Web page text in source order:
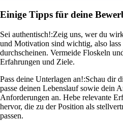
Einige Tipps für deine
Sei authentisch!:Zeig uns, wer du
und Motivation sind wichtig, also
durchscheinen. Vermeide Floskeln
Erfahrungen und Ziele.
Pass deine Unterlagen an!:Schau dir
passe deinen Lebenslauf sowie dein
Anforderungen an. Hebe relevante
hervor, die zu der Position als
passen.